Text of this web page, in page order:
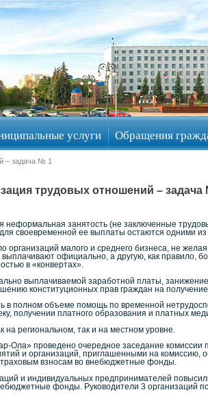
услуги Обращения
– задача № 1
трудовых отношений –
неформальная занятость (не заключенные
своевременной ее выплаты остаются одними
организаций малого и среднего бизнеса, не
официально, а другую, как правило,
в «конвертах».
выплачиваемой заработной платы,
конституционных прав граждан на
в полном объеме помощь по временной
получении платного образования и платных
региональном, так и на местном уровне.
Ола» проведено очередное заседание
и организаций, приглашенными на комиссию,
взносам во внебюджетные фонды.
и индивидуальных предпринимателей
фонды. Руководители 3 организаций